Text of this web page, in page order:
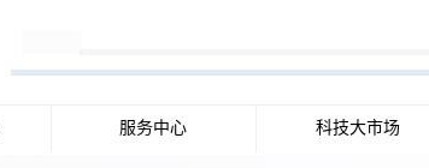
服务中心 科技大市场